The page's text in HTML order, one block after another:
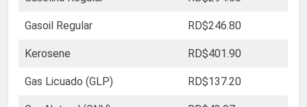
Gasoil Regular RD$246.80
Kerosene RD$401.90
Gas Licuado (GLP) RD$137.20